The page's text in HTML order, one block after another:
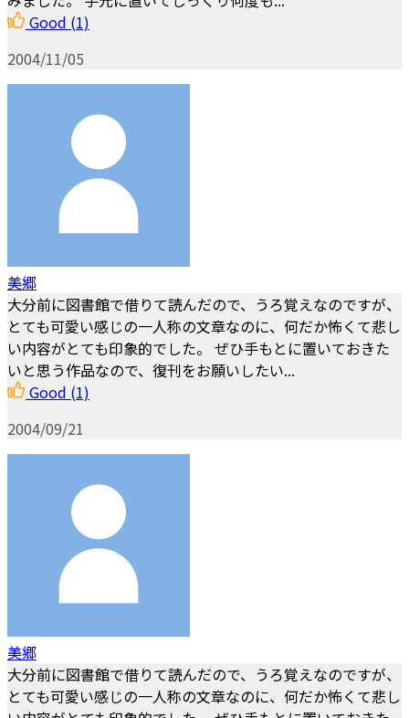
Good (1)
2004/11/05
美郷
大分前に図書館で借りて読んだので、うろ覚えなのですが、
とても可愛い感じの一人称の文章なのに、何だか怖くて悲し
い内容がとても印象的でした。 ぜひ手もとに置いておきた
いと思う作品なので、復刊をお願いしたい...
Good (1)
2004/09/21
美郷
大分前に図書館で借りて読んだので、うろ覚えなのですが、
とても可愛い感じの一人称の文章なのに、何だか怖くて悲し